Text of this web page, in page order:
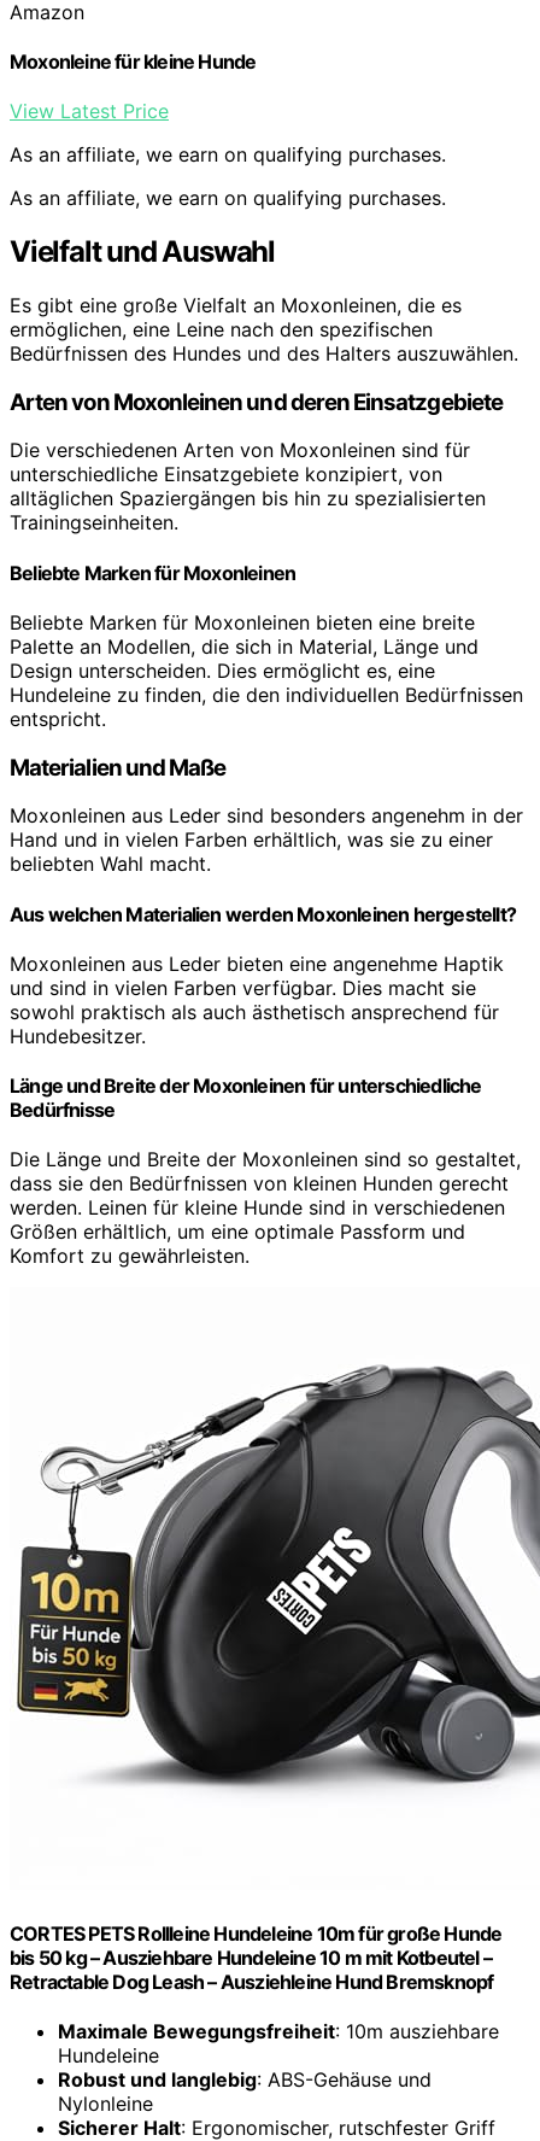
Amazon
Moxonleine für kleine Hunde
View Latest Price
As an affiliate, we earn on qualifying purchases.
As an affiliate, we earn on qualifying purchases.
Vielfalt und Auswahl
Es gibt eine große Vielfalt an Moxonleinen, die es
ermöglichen, eine Leine nach den spezifischen
Bedürfnissen des Hundes und des Halters auszuwählen.
Arten von Moxonleinen und deren Einsatzgebiete
Die verschiedenen Arten von Moxonleinen sind für
unterschiedliche Einsatzgebiete konzipiert, von
alltäglichen Spaziergängen bis hin zu spezialisierten
Trainingseinheiten.
Beliebte Marken für Moxonleinen
Beliebte Marken für Moxonleinen bieten eine breite
Palette an Modellen, die sich in Material, Länge und
Design unterscheiden. Dies ermöglicht es, eine
Hundeleine zu finden, die den individuellen Bedürfnissen
entspricht.
Materialien und Maße
Moxonleinen aus Leder sind besonders angenehm in der
Hand und in vielen Farben erhältlich, was sie zu einer
beliebten Wahl macht.
Aus welchen Materialien werden Moxonleinen hergestellt?
Moxonleinen aus Leder bieten eine angenehme Haptik
und sind in vielen Farben verfügbar. Dies macht sie
sowohl praktisch als auch ästhetisch ansprechend für
Hundebesitzer.
Länge und Breite der Moxonleinen für unterschiedliche
Bedürfnisse
Die Länge und Breite der Moxonleinen sind so gestaltet,
dass sie den Bedürfnissen von kleinen Hunden gerecht
werden. Leinen für kleine Hunde sind in verschiedenen
Größen erhältlich, um eine optimale Passform und
Komfort zu gewährleisten.
CORTES PETS Rollleine Hundeleine 10m für große Hunde
bis 50 kg – Ausziehbare Hundeleine 10 m mit Kotbeutel –
Retractable Dog Leash – Ausziehleine Hund Bremsknopf
Maximale Bewegungsfreiheit: 10m ausziehbare
Hundeleine
Robust und langlebig: ABS-Gehäuse und
Nylonleine
Sicherer Halt: Ergonomischer, rutschfester Griff